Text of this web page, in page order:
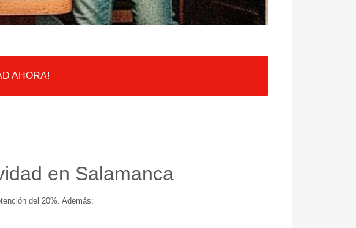
AHORA!
en Salamanca
del 20%. Además: